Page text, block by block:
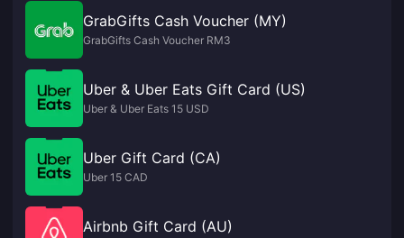
GrabGifts Cash Voucher (MY)
GrabGifts Cash Voucher RM3
Uber & Uber Eats Gift Card (US)
Uber & Uber Eats 15 USD
Uber Gift Card (CA)
Uber 15 CAD
Airbnb Gift Card (AU)